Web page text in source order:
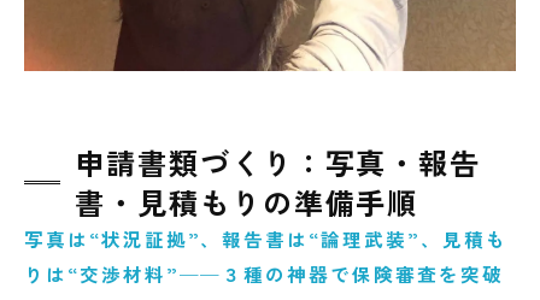
申請書類づくり：写真・報告
書・見積もりの準備手順
写真は“状況証拠”、報告書は“論理武装”、見積も
りは“交渉材料”──３種の神器で保険審査を突破